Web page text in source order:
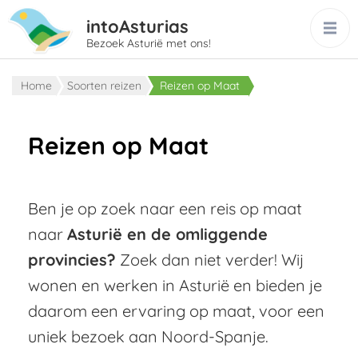
intoAsturias
Bezoek Asturië met ons!
Home Soorten reizen Reizen op Maat
Reizen op Maat
Ben je op zoek naar een reis op maat
naar Asturië en de omliggende
provincies? Zoek dan niet verder! Wij
wonen en werken in Asturië en bieden je
daarom een ervaring op maat, voor een
uniek bezoek aan Noord-Spanje.